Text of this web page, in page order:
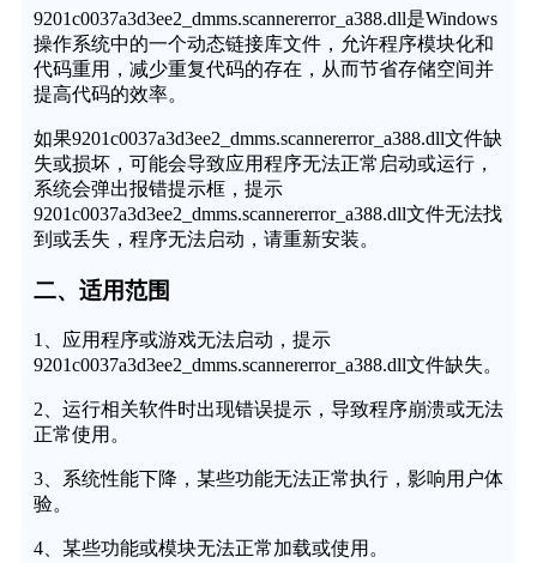
9201c0037a3d3ee2_dmms.scannererror_a388.dll是Windows
操作系统中的一个动态链接库文件，允许程序模块化和
代码重用，减少重复代码的存在，从而节省存储空间并
提高代码的效率。
如果9201c0037a3d3ee2_dmms.scannererror_a388.dll文件缺
失或损坏，可能会导致应用程序无法正常启动或运行，
系统会弹出报错提示框，提示
9201c0037a3d3ee2_dmms.scannererror_a388.dll文件无法找
到或丢失，程序无法启动，请重新安装。
二、适用范围
1、应用程序或游戏无法启动，提示
9201c0037a3d3ee2_dmms.scannererror_a388.dll文件缺失。
2、运行相关软件时出现错误提示，导致程序崩溃或无法
正常使用。
3、系统性能下降，某些功能无法正常执行，影响用户体
验。
4、某些功能或模块无法正常加载或使用。